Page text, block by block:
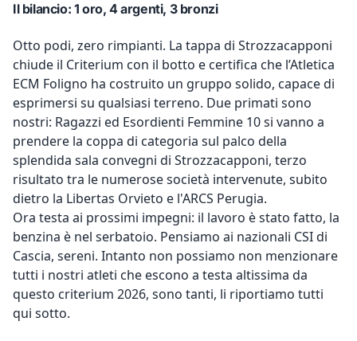
Il bilancio: 1 oro, 4 argenti, 3 bronzi
Otto podi, zero rimpianti. La tappa di Strozzacapponi
chiude il Criterium con il botto e certifica che l’Atletica
ECM Foligno ha costruito un gruppo solido, capace di
esprimersi su qualsiasi terreno. Due primati sono
nostri: Ragazzi ed Esordienti Femmine 10 si vanno a
prendere la coppa di categoria sul palco della
splendida sala convegni di Strozzacapponi, terzo
risultato tra le numerose società intervenute, subito
dietro la Libertas Orvieto e l'ARCS Perugia.
Ora testa ai prossimi impegni: il lavoro è stato fatto, la
benzina è nel serbatoio. Pensiamo ai nazionali CSI di
Cascia, sereni. Intanto non possiamo non menzionare
tutti i nostri atleti che escono a testa altissima da
questo criterium 2026, sono tanti, li riportiamo tutti
qui sotto.